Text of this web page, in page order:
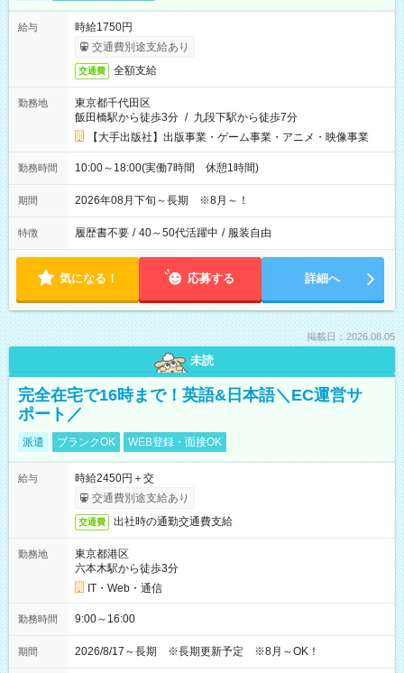
給与
時給1750円
交通費別途支給あり
交通費 全額支給
勤務地
東京都千代田区
飯田橋駅から徒歩3分 / 九段下駅から徒歩7分
【大手出版社】出版事業・ゲーム事業・アニメ・映像事業
勤務時間 10:00～18:00(実働7時間 休憩1時間)
期間 2026年08月下旬～長期 ※8月～！
特徴 履歴書不要 / 40～50代活躍中 / 服装自由
気になる！ 応募する 詳細へ
掲載日：2026.08.05
未読
完全在宅で16時まで！英語&日本語＼EC運営サ
ポート／
派遣 ブランクOK WEB登録・面接OK
給与
時給2450円＋交
交通費別途支給あり
交通費 出社時の通勤交通費支給
勤務地
東京都港区
六本木駅から徒歩3分
IT・Web・通信
勤務時間 9:00～16:00
期間 2026/8/17～長期 ※長期更新予定 ※8月～OK！